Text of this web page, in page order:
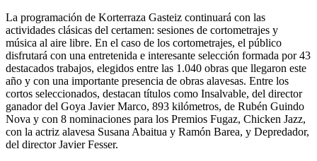
La programación de Korterraza Gasteiz continuará con las
actividades clásicas del certamen: sesiones de cortometrajes y
música al aire libre. En el caso de los cortometrajes, el público
disfrutará con una entretenida e interesante selección formada por 43
destacados trabajos, elegidos entre las 1.040 obras que llegaron este
año y con una importante presencia de obras alavesas. Entre los
cortos seleccionados, destacan títulos como Insalvable, del director
ganador del Goya Javier Marco, 893 kilómetros, de Rubén Guindo
Nova y con 8 nominaciones para los Premios Fugaz, Chicken Jazz,
con la actriz alavesa Susana Abaitua y Ramón Barea, y Depredador,
del director Javier Fesser.